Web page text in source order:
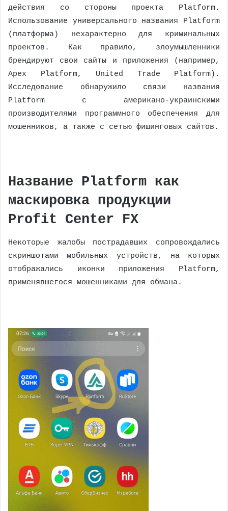
действия со стороны проекта Platform.
Использование универсального названия Platform
(платформа) нехарактерно для криминальных
проектов. Как правило, злоумышленники
брендируют свои сайты и приложения (например,
Apex Platform, United Trade Platform).
Исследование обнаружило связи названия
Platform с американо-украинскими
производителями программного обеспечения для
мошенников, а также с сетью фишинговых сайтов.
Название Platform как
маскировка продукции
Profit Center FX
Некоторые жалобы пострадавших сопровождались
скриншотами мобильных устройств, на которых
отображались иконки приложения Platform,
применявшегося мошенниками для обмана.